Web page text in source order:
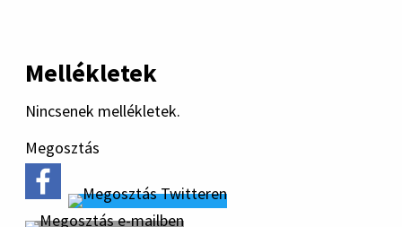
Mellékletek
Nincsenek mellékletek.
Megosztás